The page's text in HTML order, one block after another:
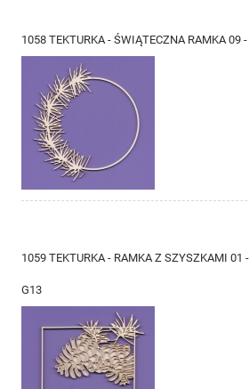
1058 TEKTURKA - ŚWIĄTECZNA RAMKA 09
1059 TEKTURKA - RAMKA Z SZYSZKAMI 01
G13